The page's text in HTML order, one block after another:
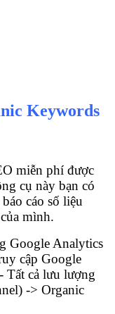
Keywords
miễn phí được
cụ này bạn có
cáo số liệu
mình.
Google Analytics
cập Google
Tất cả lưu lượng
-> Organic